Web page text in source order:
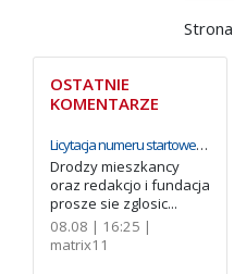
OSTATNIE
KOMENTARZE
Licytacja numeru startowego #1 na Ośno Cross Triathlon. Dochód trafi na leczenie Oliviera Żmudy
Drodzy mieszkancy
oraz redakcjo i fundacja
prosze sie zglosic...
08.08 | 16:25 |
matrix11